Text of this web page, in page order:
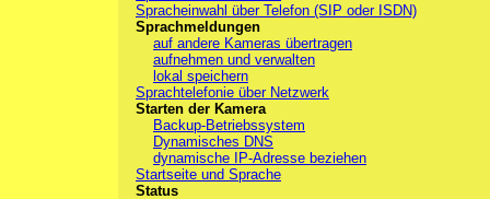
Spracheinwahl über Telefon (SIP oder ISDN)
Sprachmeldungen
auf andere Kameras übertragen
aufnehmen und verwalten
lokal speichern
Sprachtelefonie über Netzwerk
Starten der Kamera
Backup-Betriebssystem
Dynamisches DNS
dynamische IP-Adresse beziehen
Startseite und Sprache
Status